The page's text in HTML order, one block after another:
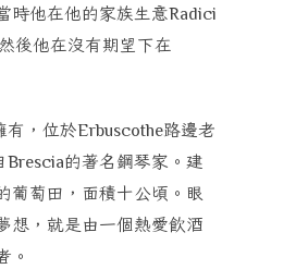
時他在他的家族生意Radici
後他在沒有期望下在
有，位於Erbuscothe路邊老
Brescia的著名鋼琴家。建
葡萄田，面積十公頃。眼
想，就是由一個熱愛飲酒
。